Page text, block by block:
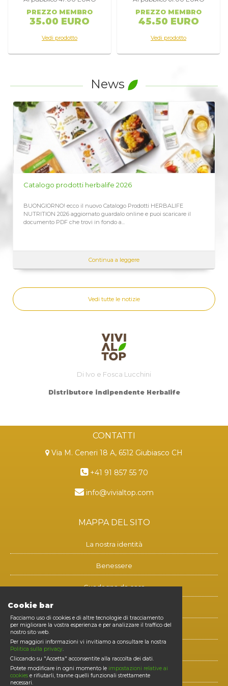
LO SAPEVI CHE
scegli prodotti a basso contenuto o privi di grassi
PREZZO MEMBRO
35.00 EURO
Vedi prodotto
PREZZO MEMBRO
45.50 EURO
Vedi prodotto
News
HERBALIFE
e puoi scaricare il
LISTINO PREZZI HERBALIFE 2026
Richiedi qui il Listino Prezzi Herbalife 2026, prezzi
vendita al cliente CLICCA QUI ricevi
aggiornato Assieme...
Vedi tutte le notizie
Di Ivo e Fosca Lucchini
Distributore indipendente Herbalife
CONTATTI
Via M. Ceneri 18 A, 6512 Giubiasco CH
+41 91 857 55 70
info@vivialtop.com
MAPPA DEL SITO
La nostra identità
Benessere
Guadagna da casa
Contatti
E-shop
Cookie bar
Facciamo uso di cookies e di altre tecnologie di tracciamento
per migliorare la vostra esperienza e per analizzare il traffico del
nostro sito web.
Per maggiori informazioni vi invitiamo a consultare la nostra
Politica sulla privacy.
Cliccando su "Accetta" acconsentite alla raccolta dei dati.
Potete modificare in ogni momento le impostazioni relative ai
cookies e rifiutarli, tranne quelli funzionali strettamente
necessari.